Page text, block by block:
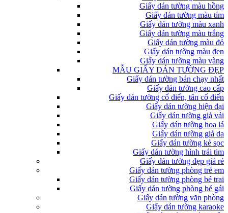
Giấy dán tường màu hồng
Giấy dán tường màu tím
Giấy dán tường màu xanh
Giấy dán tường màu trắng
Giấy dán tường màu đỏ
Giấy dán tường màu đen
Giấy dán tường màu vàng
MẪU GIẤY DÁN TƯỜNG ĐẸP
Giấy dán tường bán chạy nhất
Giấy dán tường cao cấp
Giấy dán tường cổ điển, tân cổ điển
Giấy dán tường hiện đại
Giấy dán tường giả vải
Giấy dán tường hoa lá
Giấy dán tường giả da
Giấy dán tường kẻ sọc
Giấy dán tường hình trái tim
Giấy dán tường đẹp giá rẻ
Giấy dán tường phòng trẻ em
Giấy dán tường phòng bé trai
Giấy dán tường phòng bé gái
Giấy dán tường văn phòng
Giấy dán tường karaoke